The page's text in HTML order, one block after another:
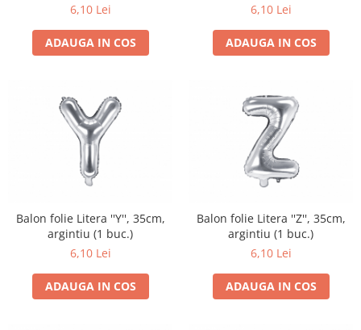
6,10 Lei
ADAUGA IN COS
6,10 Lei
ADAUGA IN COS
Balon folie Litera ''Y'', 35cm,
argintiu (1 buc.)
6,10 Lei
ADAUGA IN COS
Balon folie Litera ''Z'', 35cm,
argintiu (1 buc.)
6,10 Lei
ADAUGA IN COS